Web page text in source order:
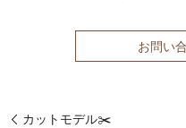
お問い
カットモデル✂️